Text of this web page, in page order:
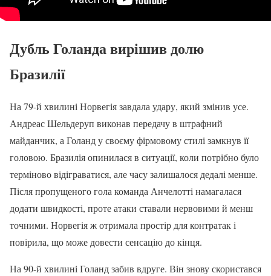
Дубль Голанда вирішив долю
Бразилії
На 79-й хвилині Норвегія завдала удару, який змінив усе.
Андреас Шельдеруп виконав передачу в штрафний
майданчик, а Голанд у своєму фірмовому стилі замкнув її
головою. Бразилія опинилася в ситуації, коли потрібно було
терміново відіграватися, але часу залишалося дедалі менше.
Після пропущеного гола команда Анчелотті намагалася
додати швидкості, проте атаки ставали нервовими й менш
точними. Норвегія ж отримала простір для контратак і
повірила, що може довести сенсацію до кінця.
На 90-й хвилині Голанд забив вдруге. Він знову скористався